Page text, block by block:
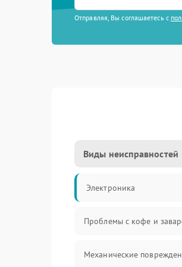
Отправляя, Вы соглашаетесь с
Виды неисправностей
Электроника
Проблемы с кофе и
Механические